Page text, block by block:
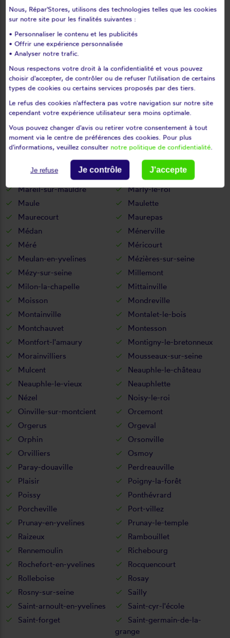
Le tertre-saint-denis
Le tremblay-sur-mauldre
Le vésinet
Les alluets-le-roi
Les bréviaires
Les clayes-sous-bois
Les essarts-le-roi
Les mesnuls
Les mureaux
Lévis-saint-nom
Limay
Limetz-villez
Lommoye
Longnes
Longvilliers
L'étang-la-ville
Magnanville
Magny-les-hameaux
Maisons-laffitte
Mantes-la-jolie
Marcq
Mareil-le-guyon
Mareil-marly
Mareil-sur-mauldre
Marly-le-roi
Maule
Maulette
Maurecourt
Maurepas
Médan
Ménerville
Méré
Méricourt
Meulan-en-yvelines
Mézières-sur-seine
Mézy-sur-seine
Millemont
Milon-la-chapelle
Mittainville
Moisson
Mondreville
Montainville
Montalet-le-bois
Montchauvet
Montesson
Montfort-l'amaury
Montigny-le-bretonneux
Morainvilliers
Mousseaux-sur-seine
Mulcent
Neauphle-le-château
Neauphle-le-vieux
Neauphlette
Nézel
Noisy-le-roi
Oinville-sur-montcient
Orcemont
Orgerus
Orgeval
Orphin
Orsonville
Orvilliers
Osmoy
Paray-douaville
Perdreauville
Plaisir
Poigny-la-forêt
Poissy
Ponthévrard
Porcheville
Port-villez
Prunay-en-yvelines
Prunay-le-temple
Raizeux
Rambouillet
Rennemoulin
Richebourg
Rochefort-en-yvelines
Rocquencourt
Rolleboise
Rosay
Rosny-sur-seine
Sailly
Saint-arnoult-en-yvelines
Saint-cyr-l'école
Saint-forget
Saint-germain-de-la-
grange
Nous, Répar'Stores, utilisons des technologies telles que les cookies
sur notre site pour les finalités suivantes :
• Personnaliser le contenu et les publicités
• Offrir une expérience personnalisée
• Analyser notre trafic.
Nous respectons votre droit à la confidentialité et vous pouvez
choisir d'accepter, de contrôler ou de refuser l'utilisation de certains
types de cookies ou certains services proposés par des tiers.
Le refus des cookies n'affectera pas votre navigation sur notre site
cependant votre expérience utilisateur sera moins optimale.
Vous pouvez changer d'avis ou retirer votre consentement à tout
moment via le centre de préférences des cookies. Pour plus
d'informations, veuillez consulter notre politique de confidentialité.
Je refuse Je contrôle J'accepte